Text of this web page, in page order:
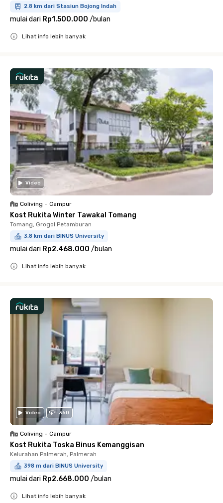
2.8 km dari Stasiun Bojong Indah
mulai dari Rp1.500.000 /bulan
Lihat info lebih banyak
Video
Coliving • Campur
Kost Rukita Winter Tawakal Tomang
Tomang, Grogol Petamburan
3.8 km dari BINUS University
mulai dari Rp2.468.000 /bulan
Lihat info lebih banyak
Video 360
Coliving • Campur
Kost Rukita Toska Binus Kemanggisan
Kelurahan Palmerah, Palmerah
398 m dari BINUS University
mulai dari Rp2.668.000 /bulan
Lihat info lebih banyak